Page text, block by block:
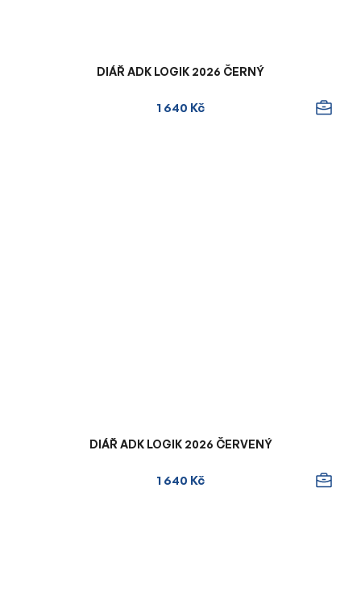
DIÁŘ ADK LOGIK 2026 ČERNÝ
1 640 Kč
DIÁŘ ADK LOGIK 2026 ČERVENÝ
1 640 Kč